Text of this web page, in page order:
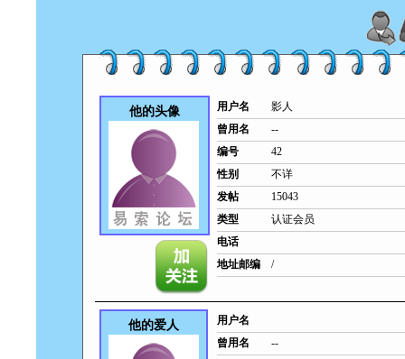
他的头像 用户名
影人
曾用名
--
编号
42
性别
不详
发帖
15043
类型
认证会员
电话
地址邮编
/
他的爱人
用户名
曾用名
--